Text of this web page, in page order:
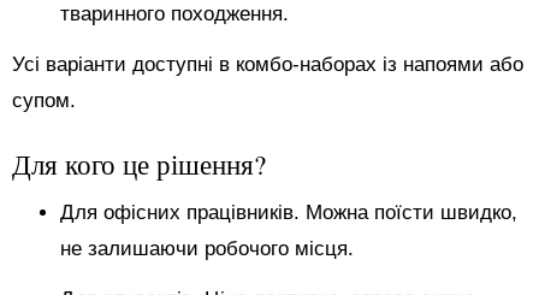
тваринного походження.
Усі варіанти доступні в комбо-наборах із напоями або
супом.
Для кого це рішення?
Для офісних працівників. Можна поїсти швидко,
не залишаючи робочого місця.